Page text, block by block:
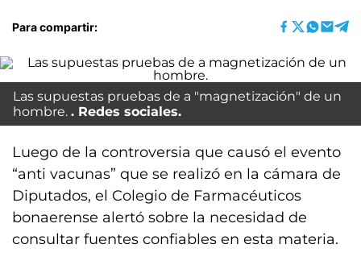
Para compartir:
Las supuestas pruebas de a "magnetización" de un
hombre.
Redes sociales.
Luego de la controversia que causó el evento
“anti vacunas” que se realizó en la cámara de
Diputados, el Colegio de Farmacéuticos
bonaerense alertó sobre la necesidad de
consultar fuentes confiables en esta materia.